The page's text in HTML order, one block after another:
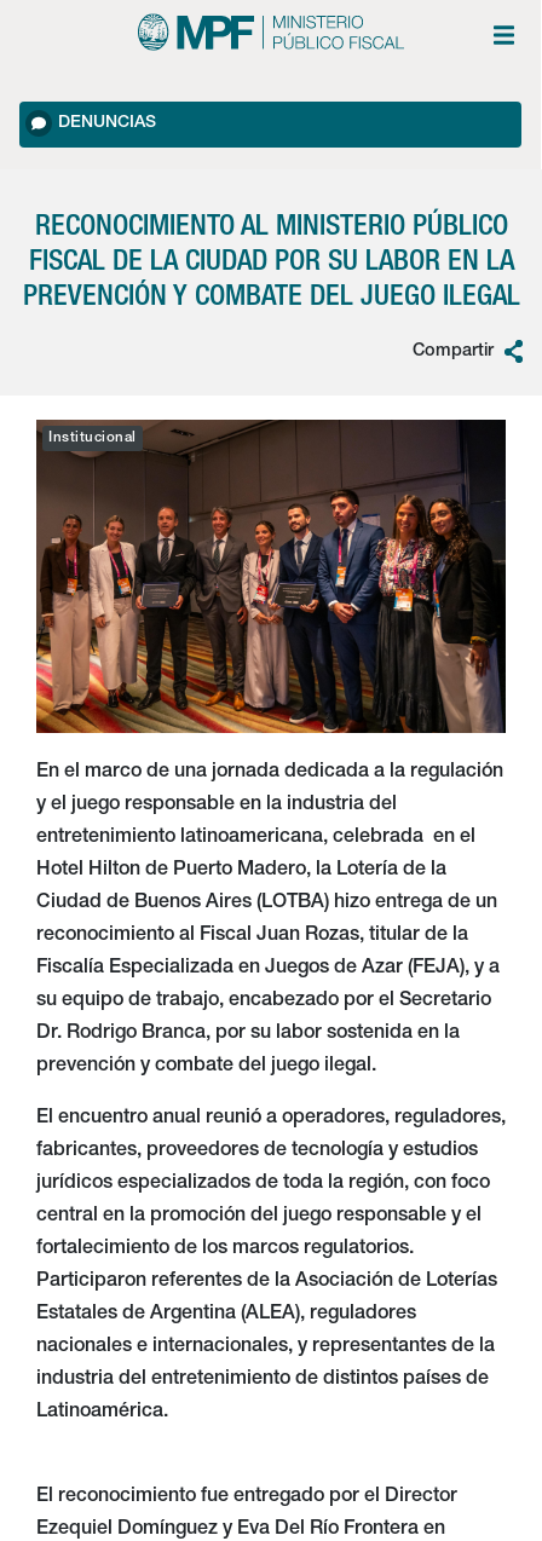
DENUNCIAS
RECONOCIMIENTO AL MINISTERIO PÚBLICO
FISCAL DE LA CIUDAD POR SU LABOR EN LA
PREVENCIÓN Y COMBATE DEL JUEGO ILEGAL
Compartir
Institucional
En el marco de una jornada dedicada a la regulación
y el juego responsable en la industria del
entretenimiento latinoamericana, celebrada en el
Hotel Hilton de Puerto Madero, la Lotería de la
Ciudad de Buenos Aires (LOTBA) hizo entrega de un
reconocimiento al Fiscal Juan Rozas, titular de la
Fiscalía Especializada en Juegos de Azar (FEJA), y a
su equipo de trabajo, encabezado por el Secretario
Dr. Rodrigo Branca, por su labor sostenida en la
prevención y combate del juego ilegal.
El encuentro anual reunió a operadores, reguladores,
fabricantes, proveedores de tecnología y estudios
jurídicos especializados de toda la región, con foco
central en la promoción del juego responsable y el
fortalecimiento de los marcos regulatorios.
Participaron referentes de la Asociación de Loterías
Estatales de Argentina (ALEA), reguladores
nacionales e internacionales, y representantes de la
industria del entretenimiento de distintos países de
Latinoamérica.
El reconocimiento fue entregado por el Director
Ezequiel Domínguez y Eva Del Río Frontera en